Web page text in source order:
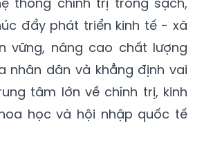
đẩy phát triển kinh tế - xã
vững, nâng cao chất lượng
nhân dân và khẳng định vai
tâm lớn về chính trị, kinh
học và hội nhập quốc tế